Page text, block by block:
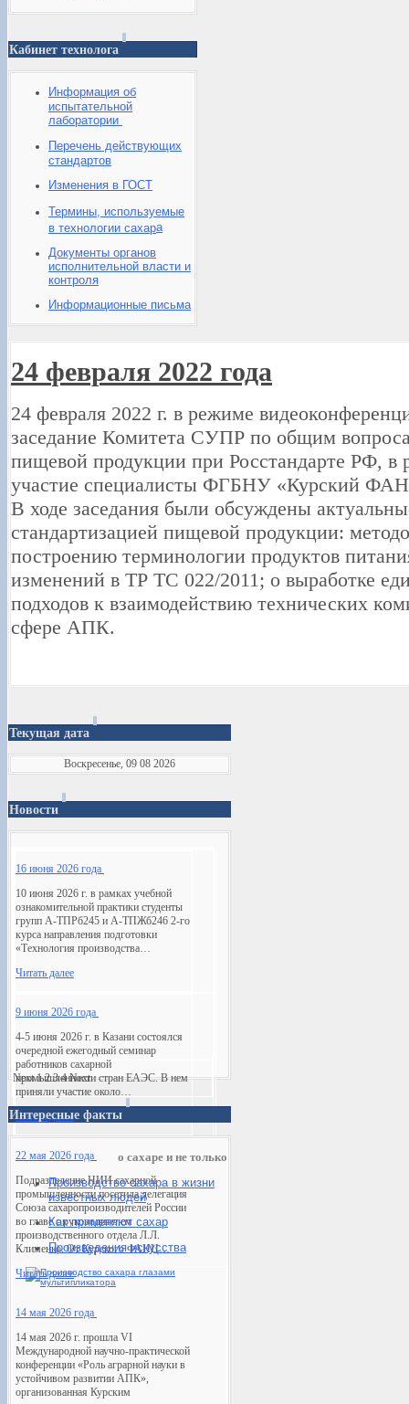
Кабинет технолога
Информация об
испытательной
лаборатории
Перечень действующих
стандартов
Изменения в ГОСТ
Термины, используемые
в технологии сахара
Документы органов
исполнительной власти и
контроля
Информационные письма
24 февраля 2022 года
24 февраля 2022 г. в режиме
заседание Комитета СУПР по общим
пищевой продукции при Росстандарте РФ, в
участие специалисты ФГБНУ «Курский
В ходе заседания были обсуждены
стандартизацией пищевой продукции:
построению терминологии продуктов
изменений в ТР ТС 022/2011; о выработке
подходов к взаимодействию технических
сфере АПК.
Текущая дата
Воскресенье, 09 08 2026
Новости
16 июня 2026 года
10 июня 2026 г. в рамках учебной
ознакомительной практики студенты
групп А-ТПРб245 и А-ТПЖб246 2-го
курса направления подготовки
«Технология производства…
Читать далее
9 июня 2026 года
4-5 июня 2026 г. в Казани состоялся
очередной ежегодный семинар
работников сахарной
промышленности стран ЕАЭС. В нем
приняли участие около…
Читать далее
22 мая 2026 года
Подразделение НИИ сахарной
промышленности посетила делегация
Союза сахаропроизводителей России
во главе с руководителем
производственного отдела Л.Л.
Клименко. От Курского ФАНЦ…
Читать далее
14 мая 2026 года
14 мая 2026 г. прошла VI
Международной научно-практической
конференции «Роль аграрной науки в
устойчивом развитии АПК»,
организованная Курским
Next1234Next
Интересные факты
о сахаре и не только
Производство сахара в жизни
известных людей
Как применяют сахар
Произведения искусства